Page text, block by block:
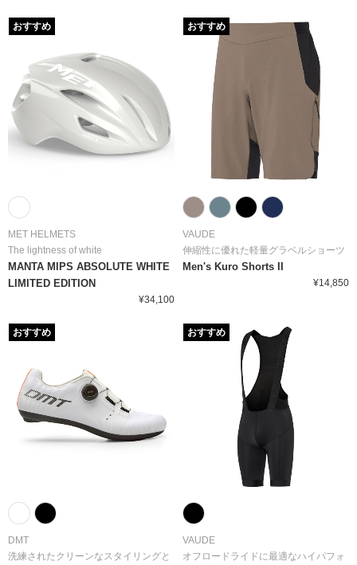
MET HELMETS
The lightness of white
MANTA MIPS ABSOLUTE WHITE
LIMITED EDITION
¥34,100
おすすめ
VAUDE
伸縮性に優れた軽量グラベルショーツ
Men's Kuro Shorts II
¥14,850
おすすめ
DMT
洗練されたクリーンなスタイリングと
おすすめ
VAUDE
オフロードライドに最適なハイパフォ
おすすめ